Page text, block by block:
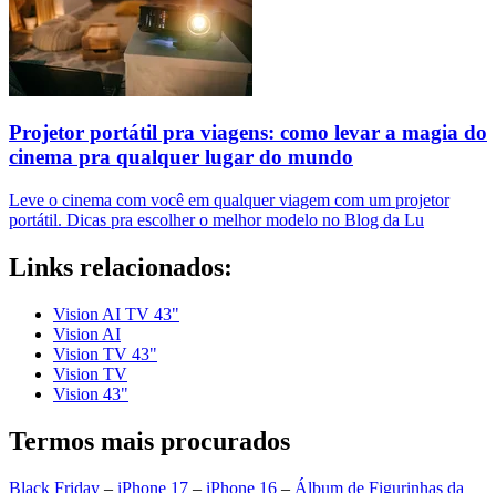
Projetor portátil pra viagens: como levar a magia do
cinema pra qualquer lugar do mundo
Leve o cinema com você em qualquer viagem com um projetor
portátil. Dicas pra escolher o melhor modelo no Blog da Lu
Links relacionados:
Vision AI TV 43"
Vision AI
Vision TV 43"
Vision TV
Vision 43"
Termos mais procurados
Black Friday – iPhone 17 – iPhone 16 – Álbum de Figurinhas da